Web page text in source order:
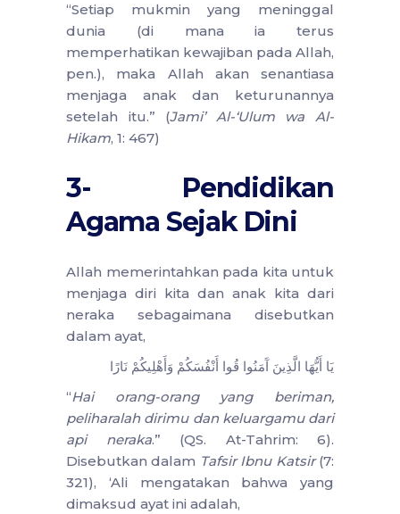
“Setiap mukmin yang meninggal
dunia (di mana ia terus
memperhatikan kewajiban pada Allah,
pen.), maka Allah akan senantiasa
menjaga anak dan keturunannya
setelah itu.” (Jami’ Al-‘Ulum wa Al-
Hikam, 1: 467)
3- Pendidikan
Agama Sejak Dini
Allah memerintahkan pada kita untuk
menjaga diri kita dan anak kita dari
neraka sebagaimana disebutkan
dalam ayat,
يَا أَيُّهَا الَّذِينَ آَمَنُوا قُوا أَنْفُسَكُمْ وَأَهْلِيكُمْ نَارًا
“Hai orang-orang yang beriman,
peliharalah dirimu dan keluargamu dari
api neraka.” (QS. At-Tahrim: 6).
Disebutkan dalam Tafsir Ibnu Katsir(7:
321), ‘Ali mengatakan bahwa yang
dimaksud ayat ini adalah,